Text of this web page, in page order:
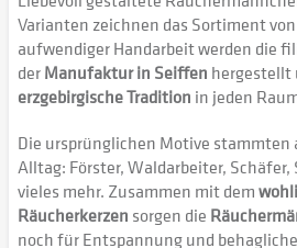
Varianten zeichnen das Sortiment von
aufwendiger Handarbeit werden die
derManufaktur in Seiffen hergestellt
erzgebirgische Tradition in jeden
Die ursprünglichen Motive stammten
Alltag: Förster, Waldarbeiter,
vieles mehr. Zusammen mit dem
Räucherkerzen sorgen die
noch für Entspannung und